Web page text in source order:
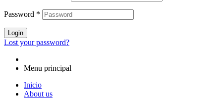
Password *
Login
Lost your password?
Menu principal
Inicio
About us